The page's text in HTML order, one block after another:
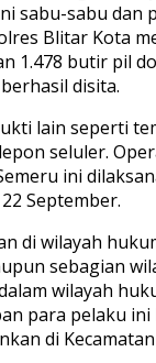
sabu-sabu dan
Blitar Kota
1.478 butir pil
disita.
lain seperti
seluler.
ini
September.
di wilayah
sebagian
wilayah
para pelaku
di